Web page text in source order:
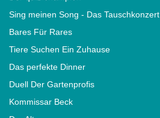
Sing meinen Song - Das Tauschkonzert
Bares Für Rares
Tiere Suchen Ein Zuhause
Das perfekte Dinner
Duell Der Gartenprofis
Kommissar Beck